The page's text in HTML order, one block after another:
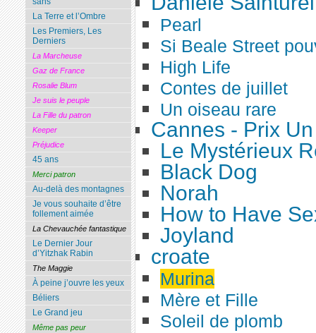
Pearl
Si Beale Street
High Life
Contes de juillet
Un oiseau rare
Cannes - Prix
Le Mystérieux
Black Dog
Norah
How to Have
Joyland
croate
Murina
Mère et Fille
Soleil de plomb
La Terre et l’Ombre
Les Premiers, Les
Derniers
La Marcheuse
Gaz de France
Rosalie Blum
Je suis le peuple
La Fille du patron
Keeper
Préjudice
45 ans
Merci patron
Au-delà des montagnes
Je vous souhaite d’être
follement aimée
La Chevauchée fantastique
Le Dernier Jour
d’Yitzhak Rabin
The Maggie
À peine j’ouvre les yeux
Béliers
Le Grand jeu
Même pas peur